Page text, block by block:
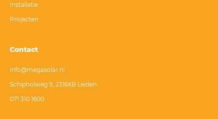
Installatie
Projecten
Contact
info@megasolar.nl
Schipholweg 9, 2316XB Leiden
071 310 1600